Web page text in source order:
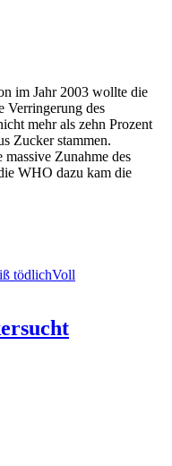
im Jahr 2003 wollte die
Verringerung des
mehr als zehn Prozent
Zucker stammen.
Zunahme des
WHO dazu kam die
tödlichVoll